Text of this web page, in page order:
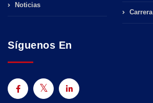
Noticias
Carrera
Síguenos En